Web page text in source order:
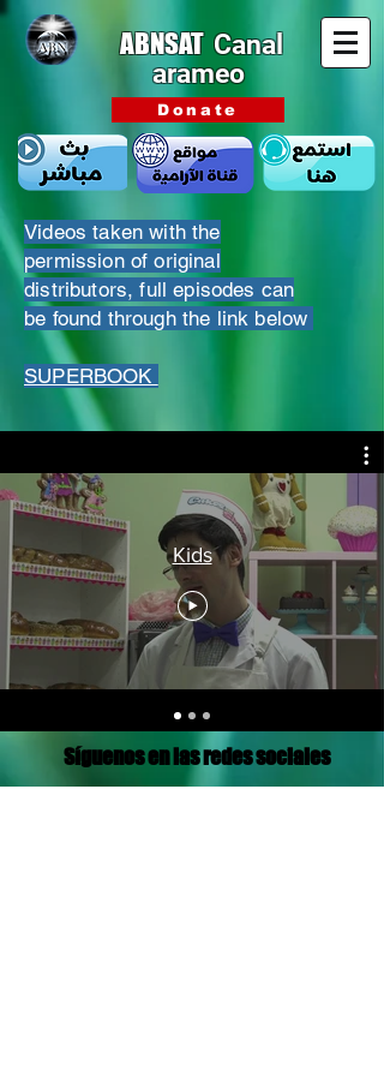
ABNSAT Canal
arameo
Donate
Videos taken with the
permission of original
distributors, full episodes can
be found through the link below
SUPERBOOK
Kids
Síguenos en las redes sociales